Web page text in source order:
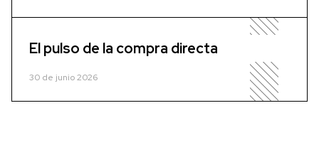
El pulso de la compra directa
30 de junio 2026